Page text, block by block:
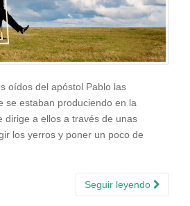
oídos del apóstol Pablo las
se estaban produciendo en la
dirige a ellos a través de unas
los yerros y poner un poco de
Seguir leyendo